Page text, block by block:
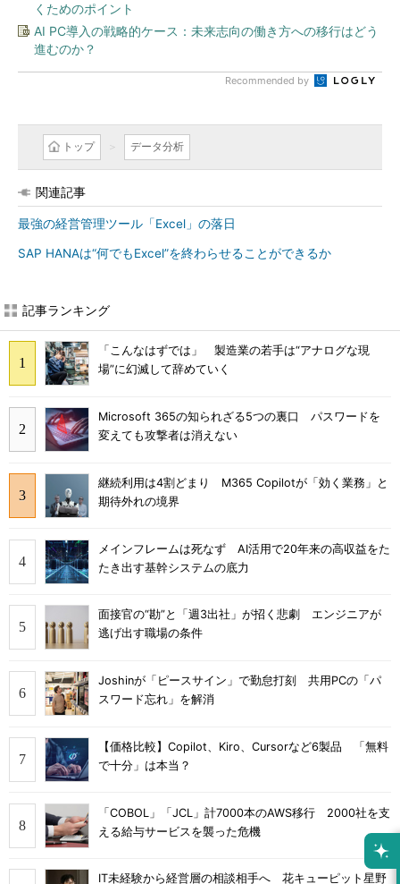
くためのポイント
AI PC導入の戦略的ケース：未来志向の働き方への移行はどう
進むのか？
Recommended by
トップ データ分析
関連記事
最強の経営管理ツール「Excel」の落日
SAP HANAは“何でもExcel”を終わらせることができるか
記事ランキング
「こんなはずでは」 製造業の若手は“アナログな現
場”に幻滅して辞めていく
Microsoft 365の知られざる5つの裏口 パスワードを
変えても攻撃者は消えない
継続利用は4割どまり M365 Copilotが「効く業務」と
期待外れの境界
メインフレームは死なず AI活用で20年来の高収益をた
たき出す基幹システムの底力
面接官の“勘”と「週3出社」が招く悲劇 エンジニアが
逃げ出す職場の条件
Joshinが「ピースサイン」で勤怠打刻 共用PCの「パ
スワード忘れ」を解消
【価格比較】Copilot、Kiro、Cursorなど6製品 「無料
で十分」は本当？
「COBOL」「JCL」計7000本のAWS移行 2000社を支
える給与サービスを襲った危機
IT未経験から経営層の相談相手へ 花キューピット星野